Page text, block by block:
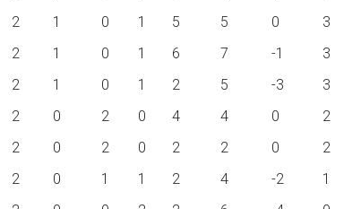
2 1 0 1 5 5 0
3
2 1 0 1 6 7 -1
3
2 1 0 1 2 5 -3
3
2 0 2 0 4 4 0
2
2 0 2 0 2 2 0
2
2 0 1 1 2 4 -2
1